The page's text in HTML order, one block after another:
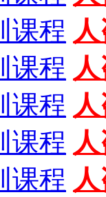
课程
课程
课程
课程
课程